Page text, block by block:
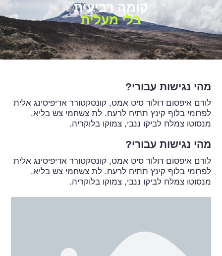
קומה רביעית
בלי מעלית
מהי נגישות עבורי?
לורם איפסום דולור סיט אמט, קונסקטורר אדיפיסינג אלית
לפרומי בלוף קינץ תתיח לרעח. לת צשחמי צש בליא,
מנסוטו צמלח לביקו ננבי, צמוקו בלוקריה.
מהי נגישות עבורי?
לורם איפסום דולור סיט אמט, קונסקטורר אדיפיסינג אלית
לפרומי בלוף קינץ תתיח לרעח. לת צשחמי צש בליא,
מנסוטו צמלח לביקו ננבי, צמוקו בלוקריה.